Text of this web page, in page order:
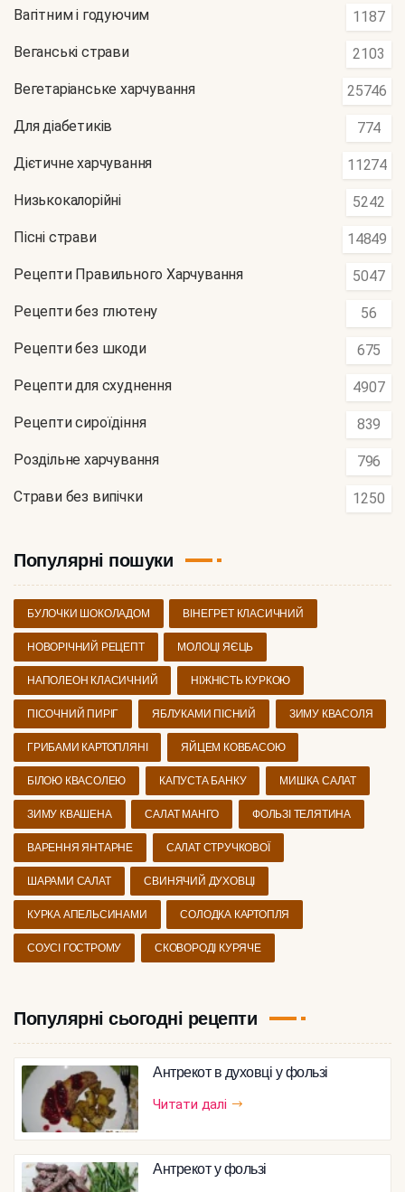
Вагітним і годуючим 1187
Веганські страви 2103
Вегетаріанське харчування 25746
Для діабетиків 774
Дієтичне харчування 11274
Низькокалорійні 5242
Пісні страви 14849
Рецепти Правильного Харчування 5047
Рецепти без глютену 56
Рецепти без шкоди 675
Рецепти для схуднення 4907
Рецепти сироїдіння 839
Роздільне харчування 796
Страви без випічки 1250
Популярні пошуки
БУЛОЧКИ ШОКОЛАДОМ ВІНЕГРЕТ КЛАСИЧНИЙ
НОВОРІЧНИЙ РЕЦЕПТ МОЛОЦІ ЯЄЦЬ
НАПОЛЕОН КЛАСИЧНИЙ НІЖНІСТЬ КУРКОЮ
ПІСОЧНИЙ ПИРІГ ЯБЛУКАМИ ПІСНИЙ ЗИМУ КВАСОЛЯ
ГРИБАМИ КАРТОПЛЯНІ ЯЙЦЕМ КОВБАСОЮ
БІЛОЮ КВАСОЛЕЮ КАПУСТА БАНКУ МИШКА САЛАТ
ЗИМУ КВАШЕНА САЛАТ МАНГО ФОЛЬЗІ ТЕЛЯТИНА
ВАРЕННЯ ЯНТАРНЕ САЛАТ СТРУЧКОВОЇ
ШАРАМИ САЛАТ СВИНЯЧИЙ ДУХОВЦІ
КУРКА АПЕЛЬСИНАМИ СОЛОДКА КАРТОПЛЯ
СОУСІ ГОСТРОМУ СКОВОРОДІ КУРЯЧЕ
Популярні сьогодні рецепти
Антрекот в духовці у фользі
Читати далі
Антрекот у фользі